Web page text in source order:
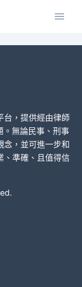
台，提供經由律師
。無論民事、刑事
念，並可進一步和
、準確、且值得信